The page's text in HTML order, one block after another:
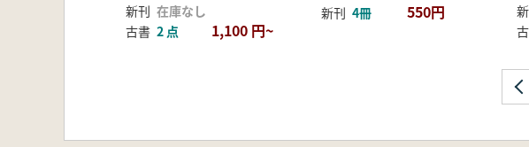
新刊 在庫なし
古書 2 点 1,100 円~
新刊 4冊 550円